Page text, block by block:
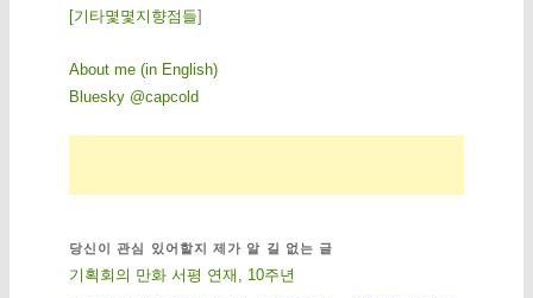
[기 타몇 몇 지 향점 들]
About me (in English)
Bluesky @capcold
당신이 관심 있어할지 제가 알 길 없는 글
기획회의 만화 서평 연재, 10주년